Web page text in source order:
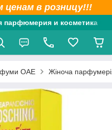
в розницу!!!
парфюмерия и косметика
ОАЕ Жіноча